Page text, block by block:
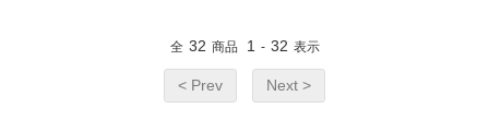
全 32 商品 1 - 32 表示
< Prev Next >